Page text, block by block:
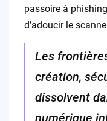
passoire à
d’adoucir le
Les
création,
dissolvent
numérique